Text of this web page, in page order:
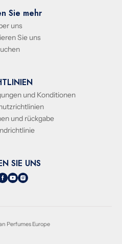
Sie mehr
uns
Sie uns
und Konditionen
und rückgabe
SIE UNS
Perfumes Europe